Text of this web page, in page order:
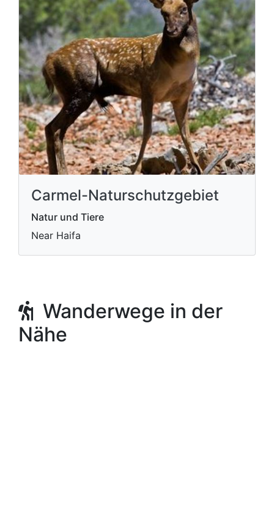
Carmel-Naturschutzgebiet
Natur und Tiere
Near Haifa
Wanderwege in der
Nähe